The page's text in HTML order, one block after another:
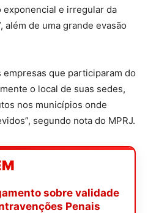
exponencial e irregular da
além de uma grande evasão
empresas que participaram do
o local de suas sedes,
nos municípios onde
segundo nota do MPRJ.
sobre validade
Penais